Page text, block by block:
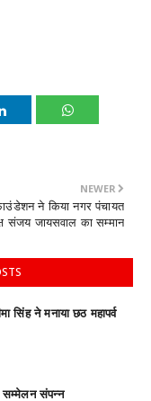
NEWER
ने किया नगर पंचायत
संजय जायसवाल का सम्मान
सिंह ने मनाया छठ महापर्व
सम्मेलन संपन्न